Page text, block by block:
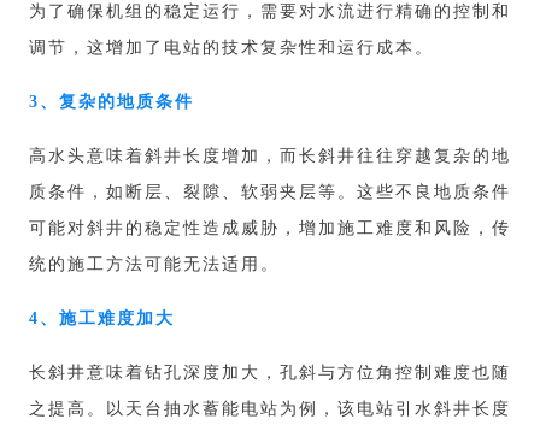
为了确保机组的稳定运行，需要对水流进行精确的控制和
调节，这增加了电站的技术复杂性和运行成本。
3、复杂的地质条件
高水头意味着斜井长度增加，而长斜井往往穿越复杂的地
质条件，如断层、裂隙、软弱夹层等。这些不良地质条件
可能对斜井的稳定性造成威胁，增加施工难度和风险，传
统的施工方法可能无法适用。
4、施工难度加大
长斜井意味着钻孔深度加大，孔斜与方位角控制难度也随
之提高。以天台抽水蓄能电站为例，该电站引水斜井长度